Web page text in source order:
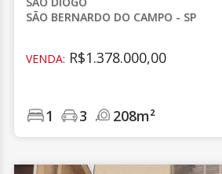
SÃO BERNARDO DO CAMPO - SP
VENDA: R$1.378.000,00
1 3 208m²